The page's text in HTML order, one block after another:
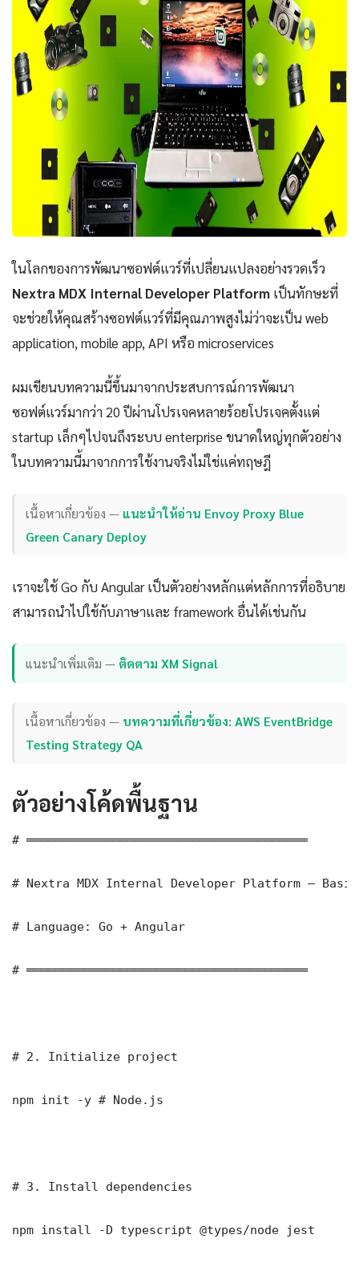
ในโลกของการพัฒนาซอฟต์แวร์ที่เปลี่ยนแปลงอย่างรวดเร็ว
Nextra MDX Internal Developer Platform เป็นทักษะที่
จะช่วยให้คุณสร้างซอฟต์แวร์ที่มีคุณภาพสูงไม่ว่าจะเป็น web
application, mobile app, API หรือ microservices
ผมเขียนบทความนี้ขึ้นมาจากประสบการณ์การพัฒนา
ซอฟต์แวร์มากว่า 20 ปีผ่านโปรเจคหลายร้อยโปรเจคตั้งแต่
startup เล็กๆไปจนถึงระบบ enterprise ขนาดใหญ่ทุกตัวอย่าง
ในบทความนี้มาจากการใช้งานจริงไม่ใช่แค่ทฤษฎี
เนื้อหาเกี่ยวข้อง — แนะนำให้อ่าน Envoy Proxy Blue
Green Canary Deploy
เราจะใช้ Go กับ Angular เป็นตัวอย่างหลักแต่หลักการที่อธิบาย
สามารถนำไปใช้กับภาษาและ framework อื่นได้เช่นกัน
แนะนำเพิ่มเติม — ติดตาม XM Signal
เนื้อหาเกี่ยวข้อง — บทความที่เกี่ยวข้อง: AWS EventBridge
Testing Strategy QA
ตัวอย่างโค้ดพื้นฐาน
# ═══════════════════════════════════════
# Nextra MDX Internal Developer Platform —
# Language: Go + Angular
# ═══════════════════════════════════════
# 2. Initialize project
npm init -y # Node.js
# 3. Install dependencies
npm install -D typescript @types/node jest